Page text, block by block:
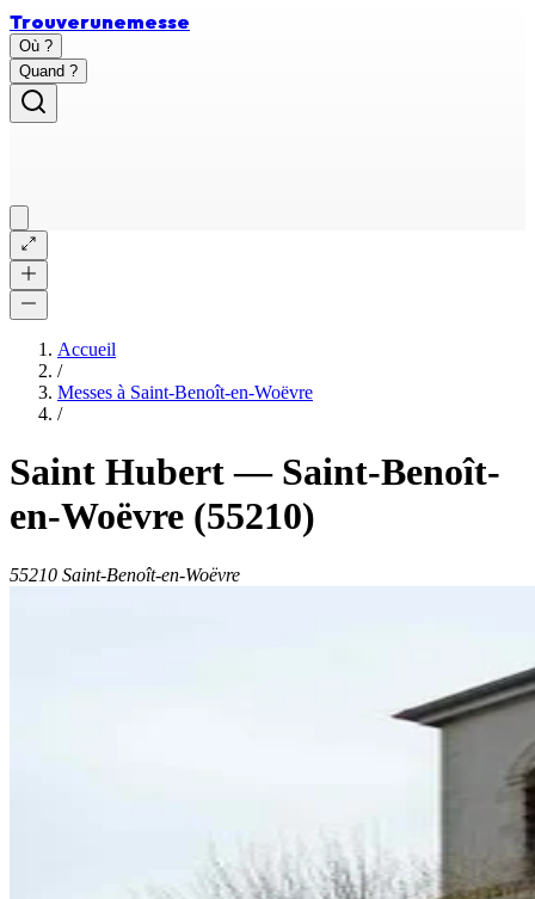
Trouverunemesse
Où ?
Quand ?
Accueil
/
Messes à Saint-Benoît-en-Woëvre
/
Saint Hubert— Saint-Benoît-
en-Woëvre (55210)
55210 Saint-Benoît-en-Woëvre